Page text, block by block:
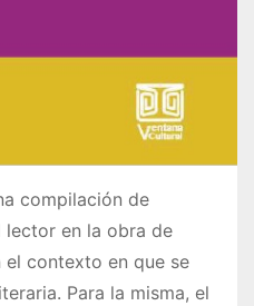
compilación de
lector en la obra de
el contexto en que se
Para la misma, el